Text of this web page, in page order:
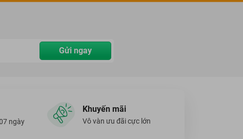
Gửi ngay
ngày
Khuyến mãi
Vô vàn ưu đãi cực lớn